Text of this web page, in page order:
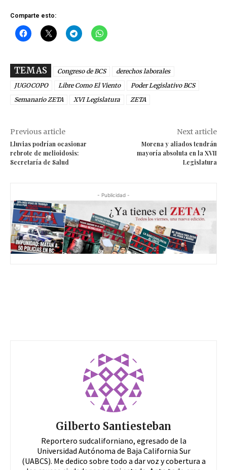
Comparte esto:
TEMAS Congreso de BCS
derechos laborales
JUGOCOPO
Libre Como El Viento
Poder Legislativo BCS
Semanario ZETA
XVI Legislatura ZETA
Previous article
Lluvias podrían ocasionar
rebrote de melioidosis:
Secretaría de Salud
Next article
Morena y aliados tendrán
mayoría absoluta en la XVII
Legislatura
- Publicidad -
Gilberto Santiesteban
Reportero sudcaliforniano, egresado de la
Universidad Autónoma de Baja California Sur
(UABCS). Me dedico sobre todo a dar voz y cobertura a